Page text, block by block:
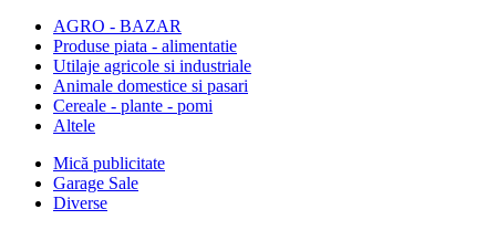
AGRO - BAZAR
Produse piata - alimentatie
Utilaje agricole si industriale
Animale domestice si pasari
Cereale - plante - pomi
Altele
Mică publicitate
Garage Sale
Diverse